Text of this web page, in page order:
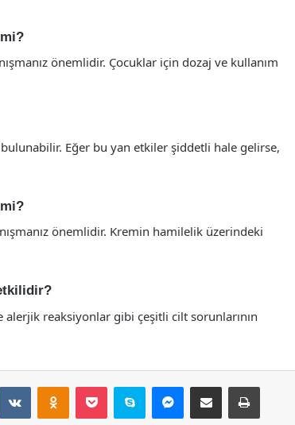
önemlidir. Çocuklar için dozaj ve kullanım
Eğer bu yan etkiler şiddetli hale gelirse,
önemlidir. Kremin hamilelik üzerindeki
reaksiyonlar gibi çeşitli cilt sorunlarının
VKontakteOdnoklassniki
Pocket Skype Messenger
E-Posta ile paylaş Yazdır